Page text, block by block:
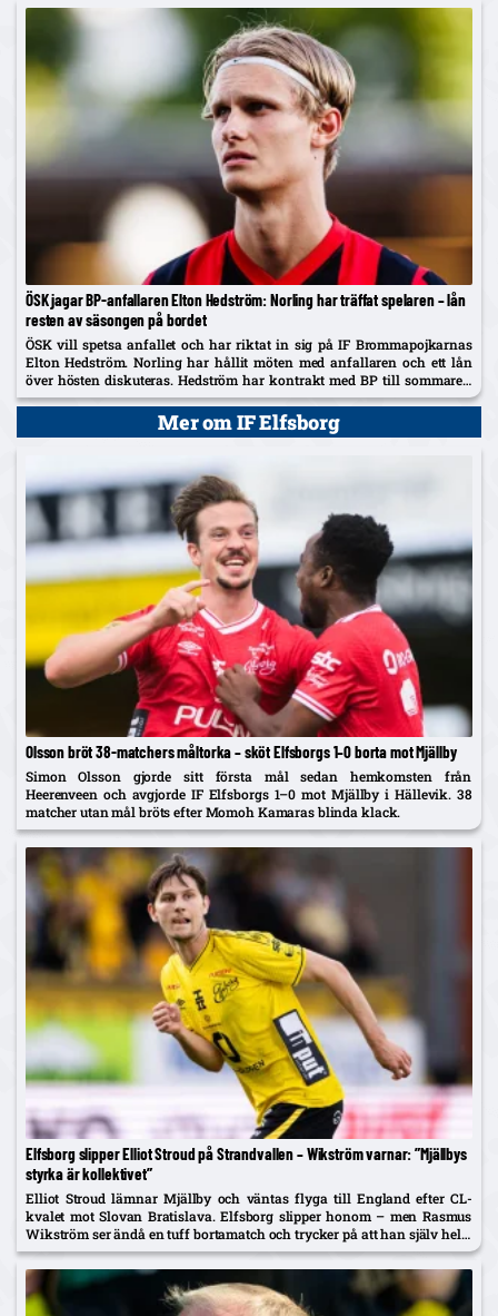
ÖSK jagar BP-anfallaren Elton Hedström: Norling har träffat spelaren – lån
resten av säsongen på bordet
ÖSK vill spetsa anfallet och har riktat in sig på IF Brommapojkarnas
Elton Hedström. Norling har hållit möten med anfallaren och ett lån
över hösten diskuteras. Hedström har kontrakt med BP till sommaren
2029 och uppges även vara på radarn...
Mer om IF Elfsborg
Olsson bröt 38-matchers måltorka – sköt Elfsborgs 1–0 borta mot Mjällby
Simon Olsson gjorde sitt första mål sedan hemkomsten från
Heerenveen och avgjorde IF Elfsborgs 1–0 mot Mjällby i Hällevik. 38
matcher utan mål bröts efter Momoh Kamaras blinda klack.
Elfsborg slipper Elliot Stroud på Strandvallen – Wikström varnar: ”Mjällbys
styrka är kollektivet”
Elliot Stroud lämnar Mjällby och väntas flyga till England efter CL-
kvalet mot Slovan Bratislava. Elfsborg slipper honom – men Rasmus
Wikström ser ändå en tuff bortamatch och trycker på att han själv helst
spelar mittback.